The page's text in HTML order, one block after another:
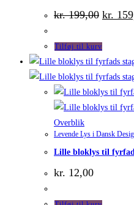
kr.199,00 Den
var:
kr.
kr.
Tilføj til kurv
Overblik
Levende Lys i Dansk
Lille bloklys til
kr. 12,00